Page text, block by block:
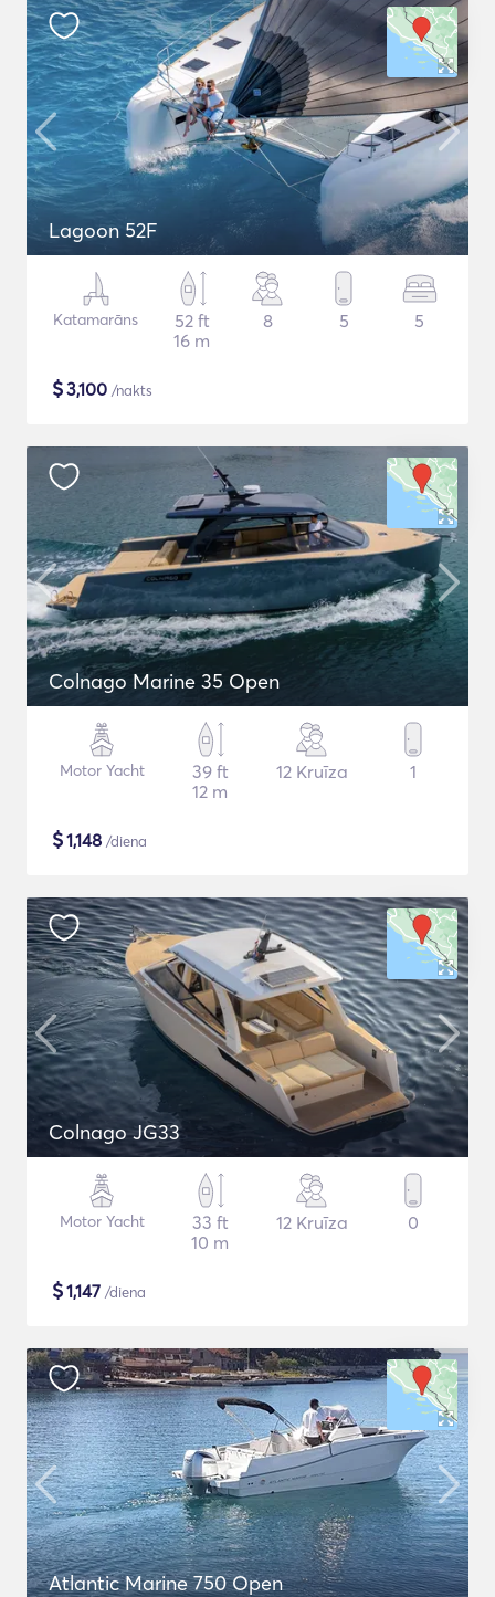
Lagoon 52F
Katamarāns
52 ft
16 m
8 5 5
$3,100 /nakts
Colnago Marine 35 Open
Motor Yacht
39 ft
12 m
12 Kruīza 1
$1,148 /diena
Colnago JG33
Motor Yacht
33 ft
10 m
12 Kruīza 0
$1,147 /diena
Atlantic Marine 750 Open